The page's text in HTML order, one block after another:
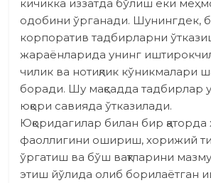
кичикка иззатда бўлиш ёки
одобини ўрганади. Шунингдек,
корпоратив тадбирларни
жараёнларида унинг
чилик ва нотиқлик кўникмалари
боради. Шу мақсадда тадбирлар
юқори савияда ўтказилади.
Юқоридагилар билан бир
фаоллигини ошириш, хорижий
ўргатиш ва бўш вақтларини
этиш йўлида олиб борилаётган